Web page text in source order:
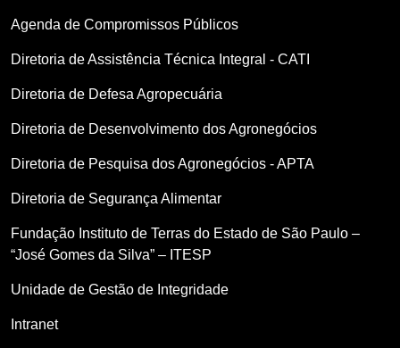
Agenda de Compromissos Públicos
Diretoria de Assistência Técnica Integral - CATI
Diretoria de Defesa Agropecuária
Diretoria de Desenvolvimento dos Agronegócios
Diretoria de Pesquisa dos Agronegócios - APTA
Diretoria de Segurança Alimentar
Fundação Instituto de Terras do Estado de São Paulo –
“José Gomes da Silva” – ITESP
Unidade de Gestão de Integridade
Intranet